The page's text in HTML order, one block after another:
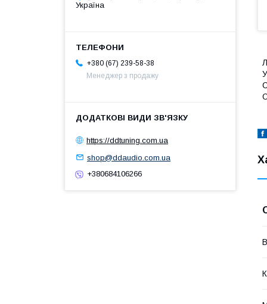
Україна
+380 (67) 239-58-38
Менеджер з продажу
https://ddtuning.com.ua
shop@ddaudio.com.ua
+380684106266